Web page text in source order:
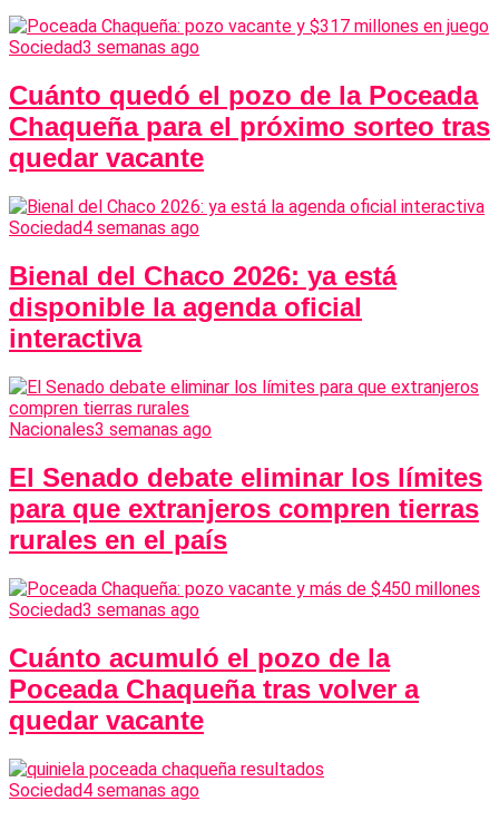
Sociedad3 semanas ago
Cuánto quedó el pozo de la Poceada
Chaqueña para el próximo sorteo tras
quedar vacante
Sociedad4 semanas ago
Bienal del Chaco 2026: ya está
disponible la agenda oficial
interactiva
Nacionales3 semanas ago
El Senado debate eliminar los límites
para que extranjeros compren tierras
rurales en el país
Sociedad3 semanas ago
Cuánto acumuló el pozo de la
Poceada Chaqueña tras volver a
quedar vacante
Sociedad4 semanas ago